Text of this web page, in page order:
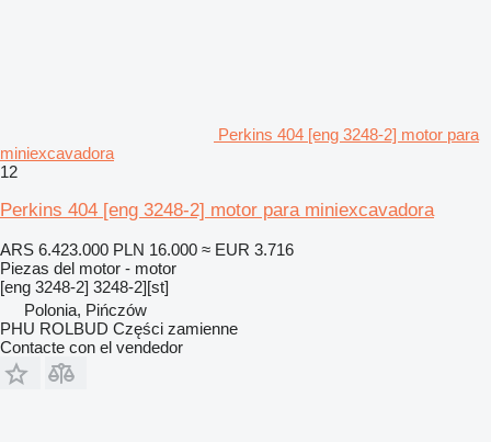
Perkins 404 [eng 3248-2] motor para
miniexcavadora
12
Perkins 404 [eng 3248-2] motor para miniexcavadora
ARS 6.423.000 PLN 16.000 ≈ EUR 3.716
Piezas del motor - motor
[eng 3248-2] 3248-2][st]
Polonia, Pińczów
PHU ROLBUD Części zamienne
Contacte con el vendedor